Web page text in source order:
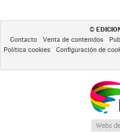
©
Contacto Venta de contenidos
Política cookies
Configuración de